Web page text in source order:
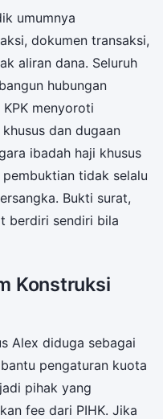
umumnya
dokumen transaksi,
aliran dana. Seluruh
hubungan
menyoroti
dan dugaan
ibadah haji khusus
tidak selalu
Bukti surat,
berdiri sendiri bila
Konstruksi
Alex diduga sebagai
pengaturan kuota
pihak yang
fee dari PIHK. Jika